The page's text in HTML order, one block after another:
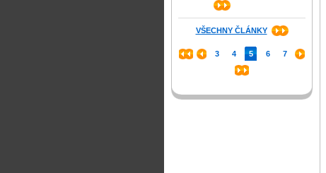
>>
VŠECHNY ČLÁNKY
3 4 5 6 7